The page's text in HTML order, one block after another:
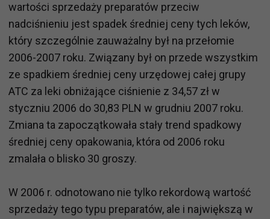
wartości sprzedaży preparatów przeciw
nadciśnieniu jest spadek średniej ceny tych leków,
który szczególnie zauważalny był na przełomie
2006-2007 roku. Związany był on przede wszystkim
ze spadkiem średniej ceny urzędowej całej grupy
ATC za leki obniżające ciśnienie z 34,57 zł w
styczniu 2006 do 30,83 PLN w grudniu 2007 roku.
Zmiana ta zapoczątkowała stały trend spadkowy
średniej ceny opakowania, która od 2006 roku
zmalała o blisko 30 groszy.
W 2006 r. odnotowano nie tylko rekordową wartość
sprzedaży tego typu preparatów, ale i największą w